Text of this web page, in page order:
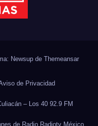
Newsup de Themeansar
de Privacidad
– Los 40 92.9 FM
de Radio Radiotv México